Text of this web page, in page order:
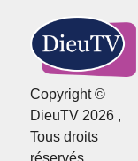
Copyright ©
DieuTV 2026 ,
Tous droits